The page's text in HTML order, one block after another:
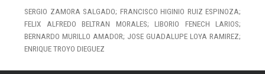
SERGIO ZAMORA SALGADO; FRANCISCO HIGINIO RUIZ ESPINOZA;
FELIX ALFREDO BELTRAN MORALES; LIBORIO FENECH LARIOS;
BERNARDO MURILLO AMADOR; JOSE GUADALUPE LOYA RAMIREZ;
ENRIQUE TROYO DIEGUEZ